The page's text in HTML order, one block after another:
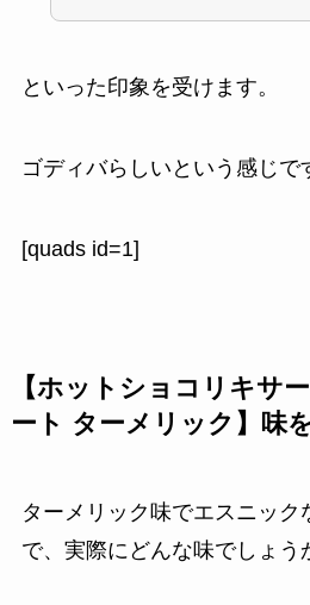
といった印象を受けます。
ゴディバらしいという感じで
[quads id=1]
【ホットショコリキサ
ート ターメリック】味
ターメリック味でエスニック
で、実際にどんな味でしょう